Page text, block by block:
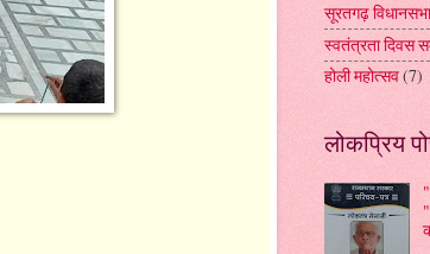
सूरतगढ़
स्वतंत्रता दिवस
होली महोत्सव(7)
लोकप्रिय